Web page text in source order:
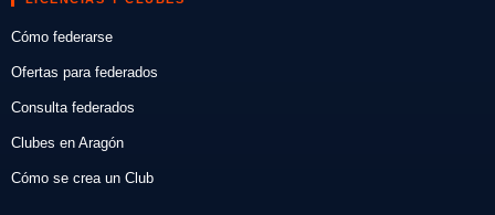
Cómo federarse
Ofertas para federados
Consulta federados
Clubes en Aragón
Cómo se crea un Club